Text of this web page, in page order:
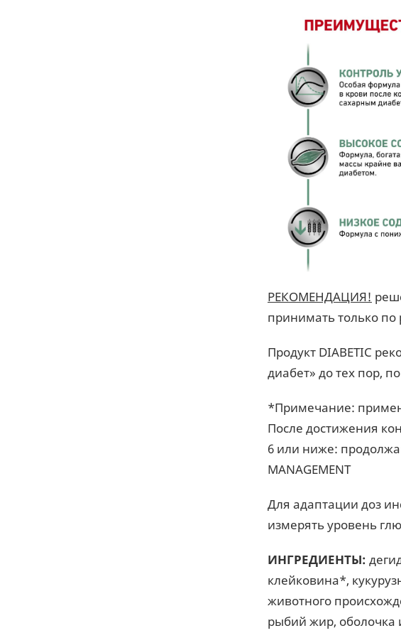
РЕКОМЕНДАЦИЯ!
принимать только
Продукт DIABETIC
диабет» до тех пор,
*Примечание:
После достижения
6 или ниже:
MANAGEMENT
Для адаптации доз
измерять уровень
ИНГРЕДИЕНТЫ:
клейковина*,
животного
рыбий жир, оболочка